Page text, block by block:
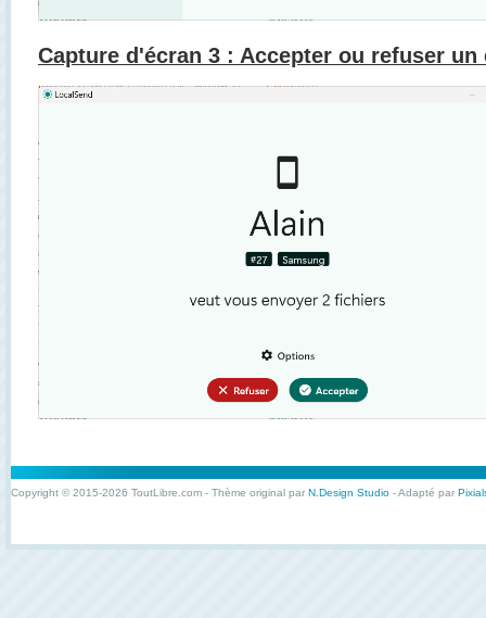
Capture d'écran 3 : Accepter ou refuser un
Copyright © 2015-2026 ToutLibre.com - Thème original par N.Design Studio - Adapté par